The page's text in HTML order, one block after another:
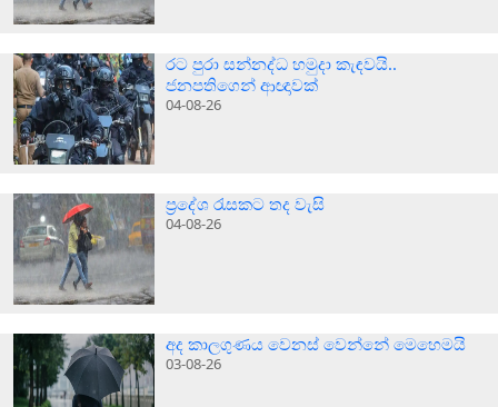
රට පුරා සන්නද්ධ හමුදා කැඳවයි..
ජනපතිගෙන් ආඥාවක්
04-08-26
ප්‍රදේශ රැසකට තද වැසි
04-08-26
අද කාලගුණය වෙනස් වෙන්නේ මෙහෙමයි
03-08-26